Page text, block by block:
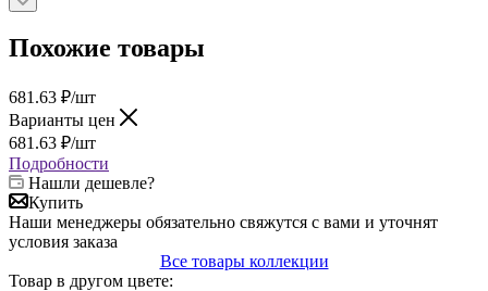
Похожие товары
681.63 ₽/шт
Варианты цен
681.63 ₽/шт
Подробности
Нашли дешевле?
Купить
Наши менеджеры обязательно свяжутся с вами и уточнят
условия заказа
Все товары коллекции
Товар в другом цвете: